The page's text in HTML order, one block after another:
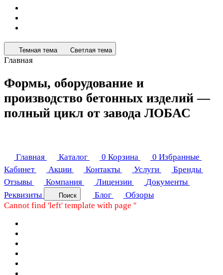
Темная тема Светлая тема
Главная
Формы, оборудование и
производство бетонных изделий —
полный цикл от завода ЛОБАС
Главная Каталог 0 Корзина 0 Избранные
Кабинет
Акции Контакты Услуги
Бренды
Отзывы
Компания Лицензии
Документы
Реквизиты
Поиск Блог
Обзоры
Cannot find 'left' template with page ''